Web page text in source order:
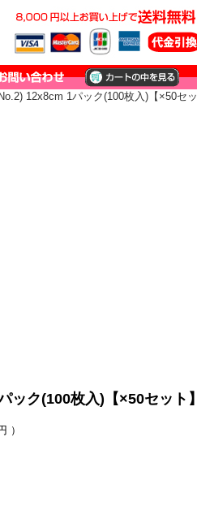
12x8cm 1パック(100枚入)【×50セッ
ック(100枚入)【×50セット】
）